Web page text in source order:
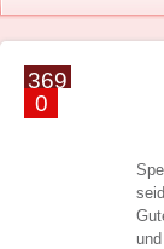
369
0